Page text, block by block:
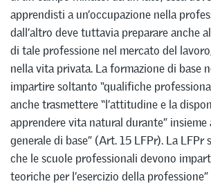
apprendisti a un’occupazione nella
dall’altro deve tuttavia preparare anche
di tale professione nel mercato del
nella vita privata. La formazione di base
impartire soltanto “qualifiche
anche trasmettere “l’attitudine e la
apprendere vita natural durante” insieme
generale di base” (Art. 15 LFPr). La LFPr
che le scuole professionali devono
teoriche per l’esercizio della